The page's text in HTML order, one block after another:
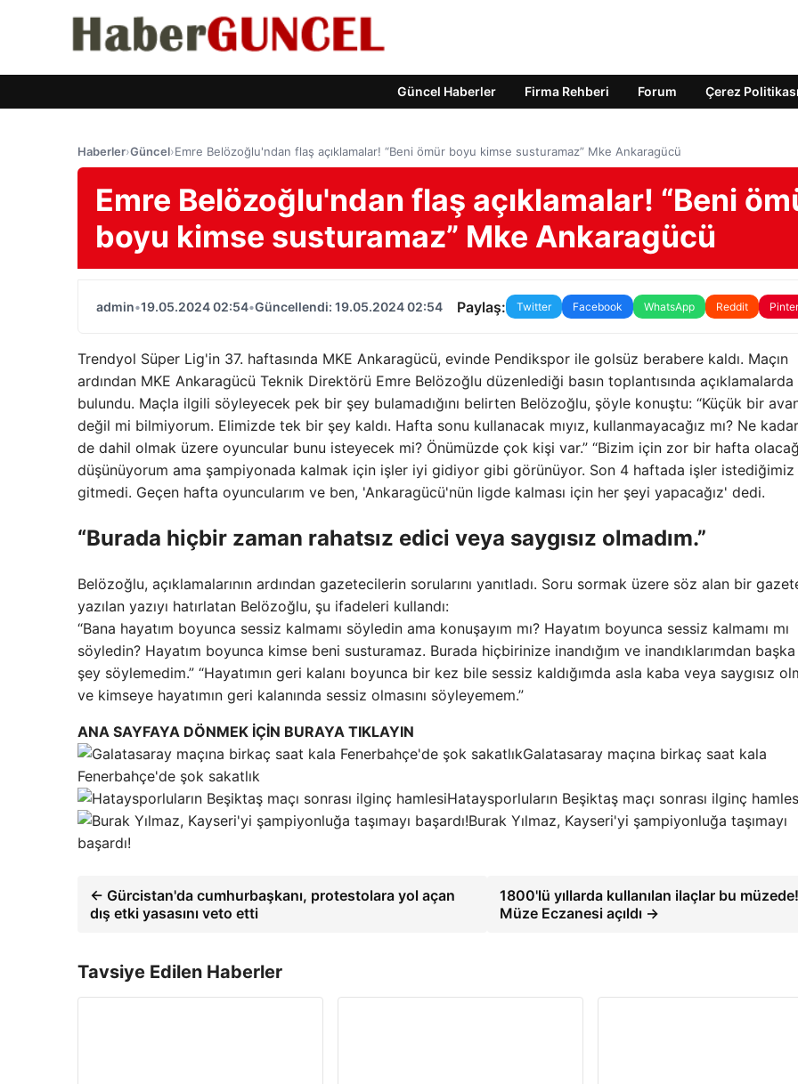
Güncel Haberler Firma Rehberi Forum Çerez Politikası
Haberler›Güncel›Emre Belözoğlu'ndan flaş açıklamalar! “Beni ömür boyu kimse susturamaz” Mke Ankaragücü
Emre Belözoğlu'ndan flaş açıklamalar! “Beni
boyu kimse susturamaz” Mke Ankaragücü
admin•19.05.2024 02:54•Güncellendi: 19.05.2024 02:54 Paylaş: Twitter Facebook WhatsApp Reddit
Trendyol Süper Lig'in 37. haftasında MKE Ankaragücü, evinde Pendikspor ile golsüz berabere kaldı. Maçın
ardından MKE Ankaragücü Teknik Direktörü Emre Belözoğlu düzenlediği basın toplantısında açıklamalarda
bulundu. Maçla ilgili söyleyecek pek bir şey bulamadığını belirten Belözoğlu, şöyle konuştu: “Küçük bir
değil mi bilmiyorum. Elimizde tek bir şey kaldı. Hafta sonu kullanacak mıyız, kullanmayacağız mı? Ne
de dahil olmak üzere oyuncular bunu isteyecek mi? Önümüzde çok kişi var.” “Bizim için zor bir hafta
düşünüyorum ama şampiyonada kalmak için işler iyi gidiyor gibi görünüyor. Son 4 haftada işler
gitmedi. Geçen hafta oyuncularım ve ben, 'Ankaragücü'nün ligde kalması için her şeyi yapacağız' dedi.
“Burada hiçbir zaman rahatsız edici veya saygısız olmadım.”
Belözoğlu, açıklamalarının ardından gazetecilerin sorularını yanıtladı. Soru sormak üzere söz alan bir
yazılan yazıyı hatırlatan Belözoğlu, şu ifadeleri kullandı:
“Bana hayatım boyunca sessiz kalmamı söyledin ama konuşayım mı? Hayatım boyunca sessiz kalmamı mı
söyledin? Hayatım boyunca kimse beni susturamaz. Burada hiçbirinize inandığım ve inandıklarımdan
şey söylemedim.” “Hayatımın geri kalanı boyunca bir kez bile sessiz kaldığımda asla kaba veya saygısız
ve kimseye hayatımın geri kalanında sessiz olmasını söyleyemem.”
ANA SAYFAYA DÖNMEK İÇİN BURAYA TIKLAYIN
Galatasaray maçına birkaç saat kala
Fenerbahçe'de şok sakatlık
Hataysporluların Beşiktaş maçı sonrası ilginç
Burak Yılmaz, Kayseri'yi şampiyonluğa taşımayı
başardı!
← Gürcistan'da cumhurbaşkanı, protestolara yol açan
dış etki yasasını veto etti
1800'lü yıllarda kullanılan ilaçlar bu müzede!
Müze Eczanesi açıldı →
Tavsiye Edilen Haberler